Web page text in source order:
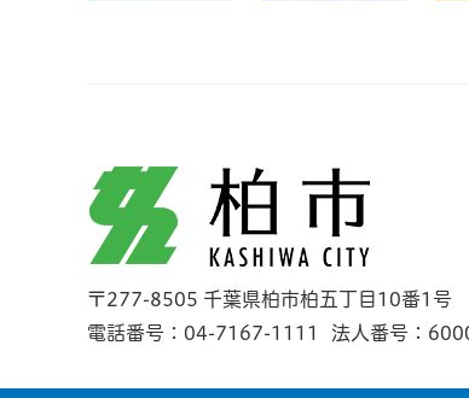
柏市
〒277-8505 千葉県柏市柏五丁目10番1号
電話番号：04-7167-1111
法人番号：